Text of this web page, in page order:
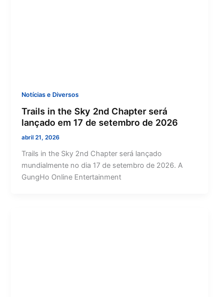
Notícias e Diversos
Trails in the Sky 2nd Chapter será
lançado em 17 de setembro de 2026
abril 21, 2026
Trails in the Sky 2nd Chapter será lançado
mundialmente no dia 17 de setembro de 2026. A
GungHo Online Entertainment